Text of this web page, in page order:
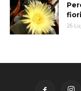
26